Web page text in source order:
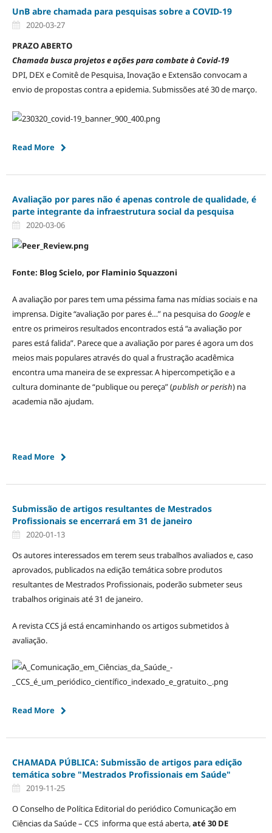
UnB abre chamada para pesquisas sobre a COVID-19
2020-03-27
PRAZO ABERTO
Chamada busca projetos e ações para combate à Covid-19
DPI, DEX e Comitê de Pesquisa, Inovação e Extensão convocam a
envio de propostas contra a epidemia. Submissões até 30 de março.
Read More
Avaliação por pares não é apenas controle de qualidade, é
parte integrante da infraestrutura social da pesquisa
2020-03-06
Fonte: Blog Scielo, por Flaminio Squazzoni
A avaliação por pares tem uma péssima fama nas mídias sociais e na
imprensa. Digite “avaliação por pares é…” na pesquisa do Google e
entre os primeiros resultados encontrados está “a avaliação por
pares está falida”. Parece que a avaliação por pares é agora um dos
meios mais populares através do qual a frustração acadêmica
encontra uma maneira de se expressar. A hipercompetição e a
cultura dominante de “publique ou pereça” (publish or perish) na
academia não ajudam.
Read More
Submissão de artigos resultantes de Mestrados
Profissionais se encerrará em 31 de janeiro
2020-01-13
Os autores interessados em terem seus trabalhos avaliados e, caso
aprovados, publicados na edição temática sobre produtos
resultantes de Mestrados Profissionais, poderão submeter seus
trabalhos originais até 31 de janeiro.
A revista CCS já está encaminhando os artigos submetidos à
avaliação.
Read More
CHAMADA PÚBLICA: Submissão de artigos para edição
temática sobre "Mestrados Profissionais em Saúde"
2019-11-25
O Conselho de Política Editorial do periódico Comunicação em
Ciências da Saúde – CCS informa que está aberta,até 30 DE